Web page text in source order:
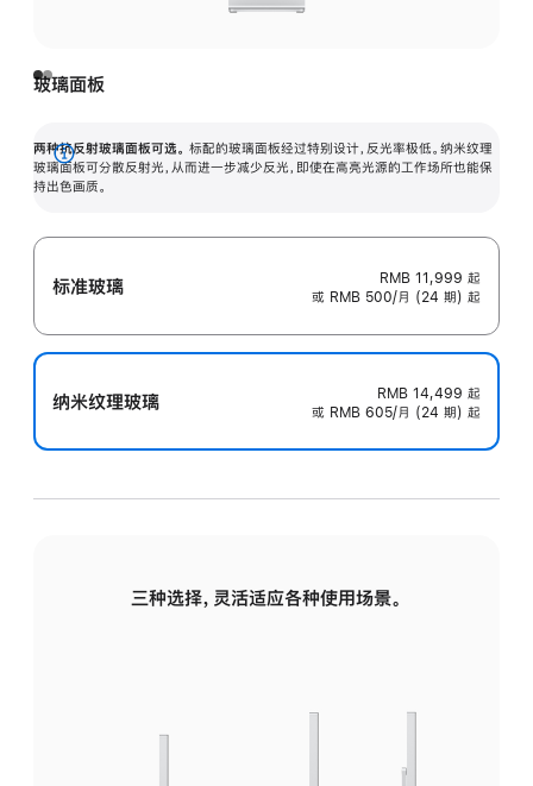
玻璃面板
两种抗反射玻璃面板可选。 标配的玻璃面板经过特别设计，反光率极低。纳米纹理
玻璃面板可分散反射光，从而进一步减少反光，即使在高亮光源的工作场所也能保
持出色画质。
展
开
标准玻璃 RMB 11,999 起
或 RMB 500/月 (24 期) 起
纳米纹理玻璃 RMB 14,499 起
或 RMB 605/月 (24 期) 起
三种选择，灵活适应各种使用场景。